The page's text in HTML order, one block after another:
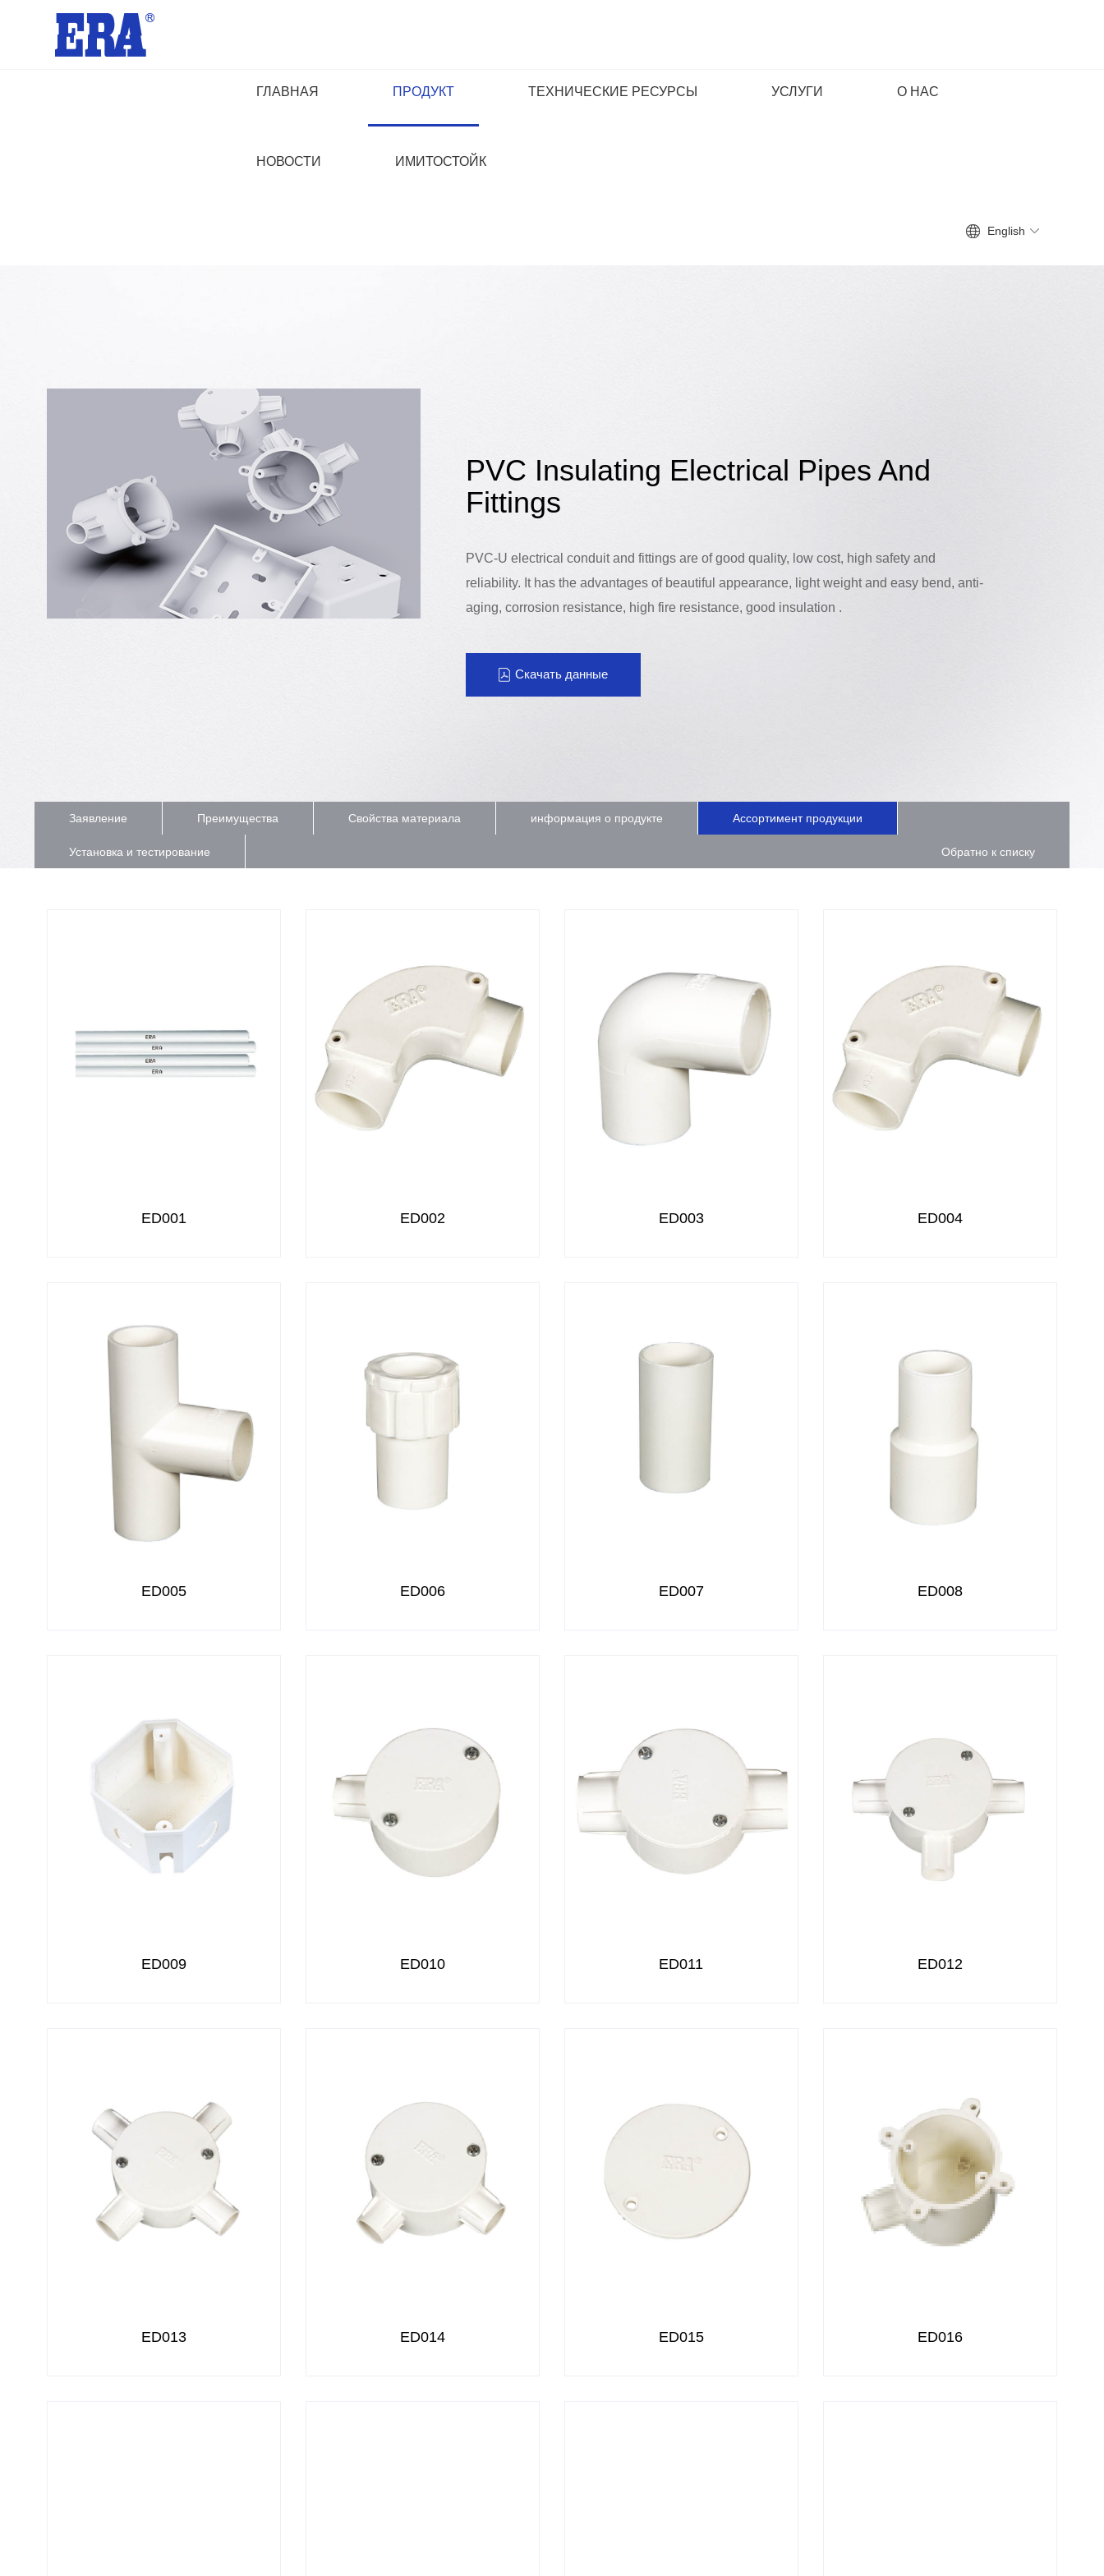
ГЛАВНАЯ ПРОДУКТ ТЕХНИЧЕСКИЕ РЕСУРСЫ УСЛУГИ О НАС
НОВОСТИ ИМИТОСТОЙК
English
PVC Insulating Electrical Pipes And
Fittings
PVC-U electrical conduit and fittings are of good quality, low cost, high safety and
reliability. It has the advantages of beautiful appearance, light weight and easy bend, anti-
aging, corrosion resistance, high fire resistance, good insulation .
Скачать данные
Заявление Преимущества Свойства материала информация о продукте Ассортимент продукции
Установка и тестирование Обратно к списку
ED001 ED002 ED003 ED004
ED005 ED006 ED007 ED008
ED009 ED010 ED011 ED012
ED013 ED014 ED015 ED016